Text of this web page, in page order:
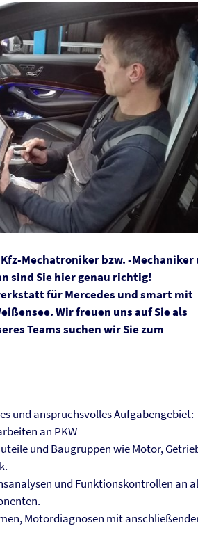
Mechatroniker bzw. -Mechaniker
sind Sie hier genau richtig!
für Mercedes und smart mit
Wir freuen uns auf Sie als
Teams suchen wir Sie zum
und anspruchsvolles Aufgabengebiet:
an PKW
und Baugruppen wie Motor,
und Funktionskontrollen an
Motordiagnosen mit